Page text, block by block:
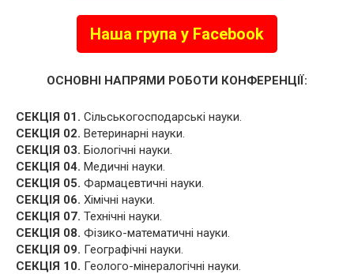
Наша група у Facebook
ОСНОВНІ НАПРЯМИ РОБОТИ КОНФЕРЕНЦІЇ:
СЕКЦІЯ 01. Сільськогосподарські науки.
СЕКЦІЯ 02. Ветеринарні науки.
СЕКЦІЯ 03. Біологічні науки.
СЕКЦІЯ 04. Медичні науки.
СЕКЦІЯ 05. Фармацевтичні науки.
СЕКЦІЯ 06. Хімічні науки.
СЕКЦІЯ 07. Технічні науки.
СЕКЦІЯ 08. Фізико-математичні науки.
СЕКЦІЯ 09. Географічні науки.
СЕКЦІЯ 10. Геолого-мінералогічні науки.